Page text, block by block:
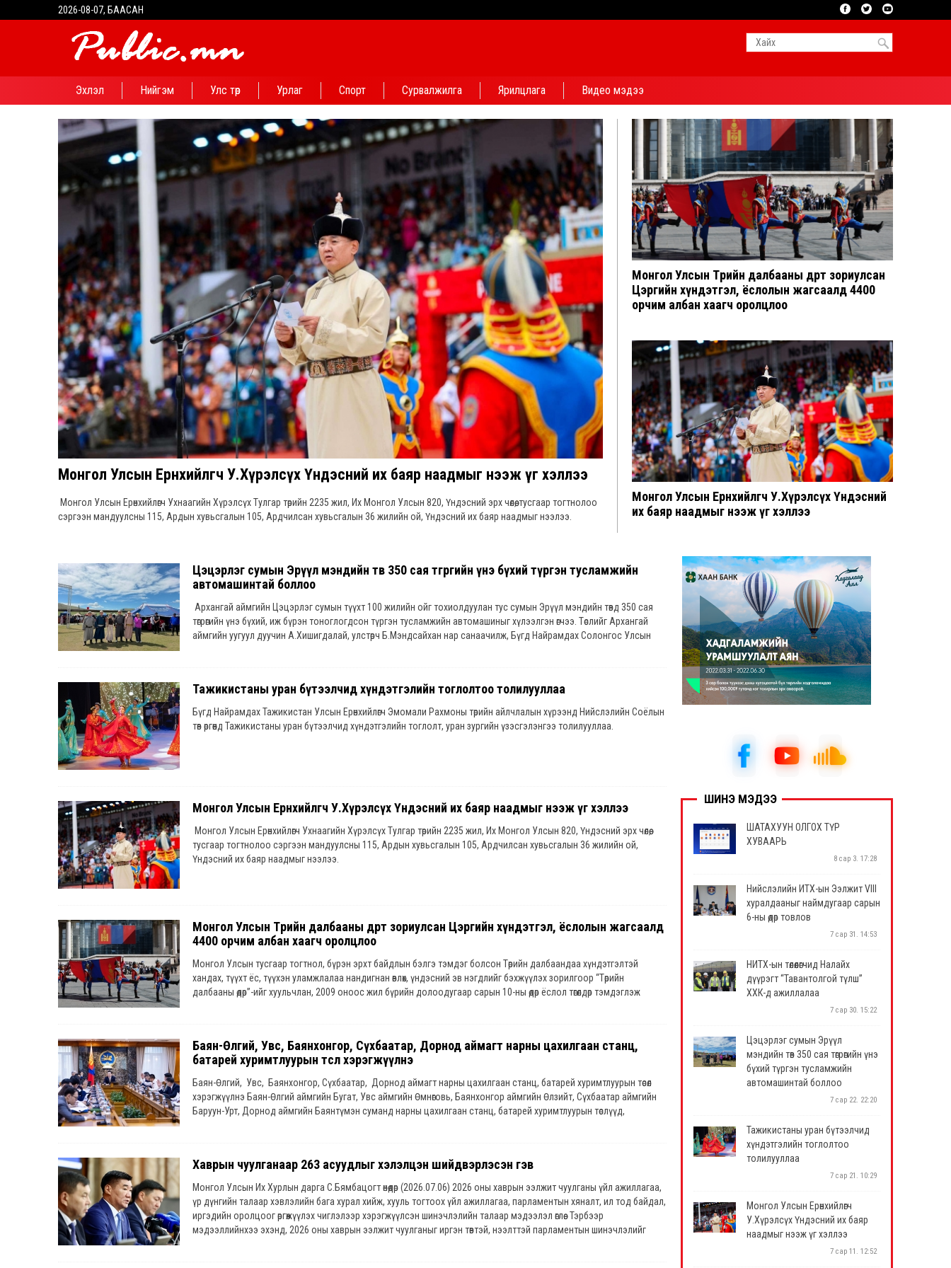
2026-08-07, БААСАН
Эхлэл Нийгэм Улс төр Урлаг Спорт Сурвалжилга Ярилцлага Видео мэдээ
Монгол Улсын Ерөнхийлөгч У.Хүрэлсүх Үндэсний их баяр наадмыг нээж үг хэллээ
Монгол Улсын Ерөнхийлөгч Ухнаагийн Хүрэлсүх Тулгар төрийн 2235 жил, Их Монгол Улсын 820, Үндэсний эрх чөлөө, тусгаар тогтнолоо
сэргээн мандуулсны 115, Ардын хувьсгалын 105, Ардчилсан хувьсгалын 36 жилийн ой, Үндэсний их баяр наадмыг нээлээ.
Монгол Улсын Төрийн далбааны өдөрт зориулсан
Цэргийн хүндэтгэл, ёслолын жагсаалд 4400
орчим албан хаагч оролцлоо
Монгол Улсын Ерөнхийлөгч У.Хүрэлсүх Үндэсний
их баяр наадмыг нээж үг хэллээ
Цэцэрлэг сумын Эрүүл мэндийн төв 350 сая төгрөгийн үнэ бүхий түргэн тусламжийн
автомашинтай боллоо
Архангай аймгийн Цэцэрлэг сумын түүхт 100 жилийн ойг тохиолдуулан тус сумын Эрүүл мэндийн төвд 350 сая
төгрөгийн үнэ бүхий, иж бүрэн тоноглогдсон түргэн тусламжийн автомашиныг хүлээлгэн өгчээ. Төслийг Архангай
аймгийн уугуул дуучин А.Хишигдалай, улстөрч Б.Мэндсайхан нар санаачилж, Бүгд Найрамдах Солонгос Улсын
Тажикистаны уран бүтээлчид хүндэтгэлийн тоглолтоо толилууллаа
Бүгд Найрамдах Тажикистан Улсын Ерөнхийлөгч Эмомали Рахмоны төрийн айлчлалын хүрээнд Нийслэлийн Соёлын
төв өргөөнд Тажикистаны уран бүтээлчид хүндэтгэлийн тоглолт, уран зургийн үзэсгэлэнгээ толилууллаа.
Монгол Улсын Ерөнхийлөгч У.Хүрэлсүх Үндэсний их баяр наадмыг нээж үг хэллээ
Монгол Улсын Ерөнхийлөгч Ухнаагийн Хүрэлсүх Тулгар төрийн 2235 жил, Их Монгол Улсын 820, Үндэсний эрх чөлөө,
тусгаар тогтнолоо сэргээн мандуулсны 115, Ардын хувьсгалын 105, Ардчилсан хувьсгалын 36 жилийн ой,
Үндэсний их баяр наадмыг нээлээ.
Монгол Улсын Төрийн далбааны өдөрт зориулсан Цэргийн хүндэтгэл, ёслолын жагсаалд
4400 орчим албан хаагч оролцлоо
Монгол Улсын тусгаар тогтнол, бүрэн эрхт байдлын бэлгэ тэмдэг болсон Төрийн далбаандаа хүндэтгэлтэй
хандах, түүхт ёс, түүхэн уламжлалаа нандигнан өвлөх, үндэсний эв нэгдлийг бэхжүүлэх зорилгоор “Төрийн
далбааны өдөр”-ийг хуульчлан, 2009 оноос жил бүрийн долоодугаар сарын 10-ны өдөр ёслол төгөлдөр тэмдэглэж
Баян-Өлгий, Увс, Баянхонгор, Сүхбаатар, Дорнод аймагт нарны цахилгаан станц,
батарей хуримтлуурын төсөл хэрэгжүүлнэ
Баян-Өлгий, Увс, Баянхонгор, Сүхбаатар, Дорнод аймагт нарны цахилгаан станц, батарей хуримтлуурын төсөл
хэрэгжүүлнэ Баян-Өлгий аймгийн Бугат, Увс аймгийн Өмнөговь, Баянхонгор аймгийн Өлзийт, Сүхбаатар аймгийн
Баруун-Урт, Дорнод аймгийн Баянтүмэн суманд нарны цахилгаан станц, батарей хуримтлуурын төслүүд,
нутгийн өсөн нэмэгдэж буй цахилгаан эрчим хүчний хэрэглээг хангах зорилгоор Өмнөговь аймгийн Цогтцэций,
Ханбогд сум, Дорноговь аймгийн Мандах суманд батарей хуримтлуур бүхий нар, салхины эх үүсвэрийн төслүүд,
Хойд бүсэд хэрэгжүүлэх сэргээгдэх эрчим хүчний төслийн тооцоо судалгааг хийж, төслүүдийг хувийн хэвшлийн
хөрөнгө оруулалтаар хэрэгжүүлэх аукционыг зохион байгуулахыг Эрчим хүчний сайд Б.Найдалаад үүрэг болгов.
Сум, суурин газрын цахилгаан эрчим хүчний хангамжийн чанар, найдвартай байдлыг сайжруулах зорилгоор
холбогдох тооцоо судалгаанд үндэслэн “Сумдын тархмал нарны эх үүсвэр, батарей хуримтлуурын хосолмол
Хаврын чуулганаар 263 асуудлыг хэлэлцэн шийдвэрлэсэн гэв
Монгол Улсын Их Хурлын дарга С.Бямбацогт өнөөдөр (2026.07.06) 2026 оны хаврын ээлжит чуулганы үйл ажиллагаа,
үр дүнгийн талаар хэвлэлийн бага хурал хийж, хууль тогтоох үйл ажиллагаа, парламентын хяналт, ил тод байдал,
иргэдийн оролцоог өргөжүүлэх чиглэлээр хэрэгжүүлсэн шинэчлэлийн талаар мэдээлэл өглөө. Тэрбээр
мэдээллийнхээ эхэнд, 2026 оны хаврын ээлжит чуулганыг иргэн төвтэй, нээлттэй парламентын шинэчлэлийг
ШИНЭ МЭДЭЭ
ШАТАХУУН ОЛГОХ ТҮР
ХУВААРЬ
8 сар 3. 17:28
Нийслэлийн ИТХ-ын Ээлжит VIII
хуралдааныг наймдугаар сарын
6-ны өдөр товлов
7 сар 31. 14:53
НИТХ-ын төлөөлөгчид Налайх
дүүрэгт “Тавантолгой түлш”
ХХК-д ажиллалаа
7 сар 30. 15:22
Цэцэрлэг сумын Эрүүл
мэндийн төв 350 сая төгрөгийн үнэ
бүхий түргэн тусламжийн
автомашинтай боллоо
7 сар 22. 22:20
Тажикистаны уран бүтээлчид
хүндэтгэлийн тоглолтоо
толилууллаа
7 сар 21. 10:29
Монгол Улсын Ерөнхийлөгч
У.Хүрэлсүх Үндэсний их баяр
наадмыг нээж үг хэллээ
7 сар 11. 12:52